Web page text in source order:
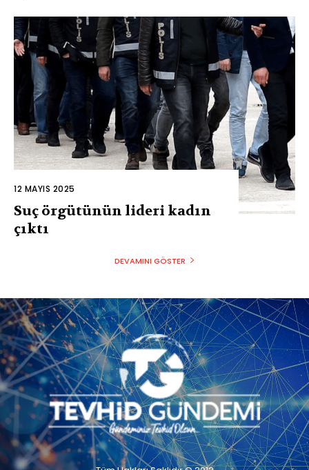
12 MAYIS 2025
Suç örgütünün lideri kadın
çıktı
DEVAMINI GÖSTER